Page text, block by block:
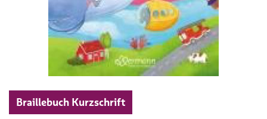
Braillebuch Kurzschrift